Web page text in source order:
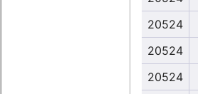
20524
20524
20524